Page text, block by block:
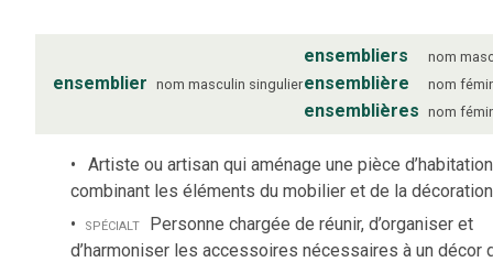
ensemblier nom masculin singulier
ensembliers nom
ensemblière nom
ensemblières nom
Artiste ou artisan qui aménage une pièce
combinant les éléments du mobilier et de la
spécialt Personne chargée de réunir, d’organiser et
d’harmoniser les accessoires nécessaires à un décor